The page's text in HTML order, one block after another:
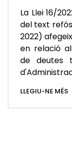
La Llei 16/
del text
2022)
en relació
de deutes
LLEGIU-NE MÉS